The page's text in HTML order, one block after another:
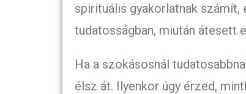
spirituális gyakorlatnak
tudatosságban, miután átesett
Ha a szokásosnál
élsz át. Ilyenkor úgy érzed,